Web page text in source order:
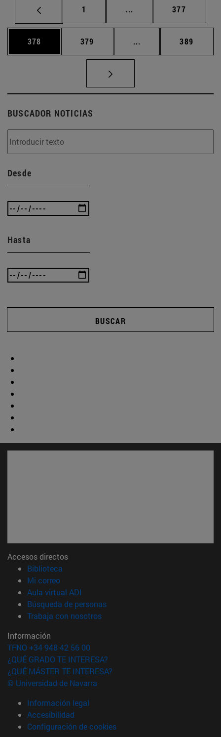
Página
1 ... Páginas intermedias
Página
377
Página
378 Página
379 ... Páginas intermedias
Página
389
BUSCADOR NOTICIAS
Desde
Hasta
BUSCAR
Accesos directos
Biblioteca
Mi correo(abre en nueva ventana)
Aula virtual ADI
Búsqueda de personas(abre en nueva ventana)
Trabaja con nosotros(abre en nueva ventana)
Información
TFNO +34 948 42 56 00
¿QUÉ GRADO TE INTERESA?
¿QUÉ MÁSTER TE INTERESA?
© Universidad de Navarra
Información legal
Accesibilidad
Configuración de cookies